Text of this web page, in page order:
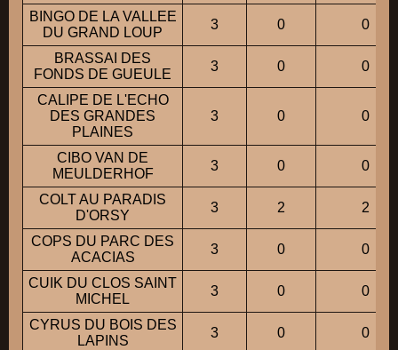
BINGO DE LA VALLEE
DU GRAND LOUP
3 0 0
BRASSAI DES
FONDS DE GUEULE
3 0 0
CALIPE DE L'ECHO
DES GRANDES
PLAINES
3 0 0
CIBO VAN DE
MEULDERHOF
3 0 0
COLT AU PARADIS
D'ORSY
3 2 2
COPS DU PARC DES
ACACIAS
3 0 0
CUIK DU CLOS SAINT
MICHEL
3 0 0
CYRUS DU BOIS DES
LAPINS
3 0 0